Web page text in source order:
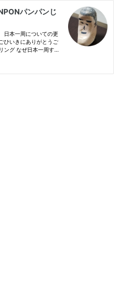
パンパンじ
日本一周についての更
ひいきにありがとうご
ング なぜ日本一周する
見る日本一周ツーリ